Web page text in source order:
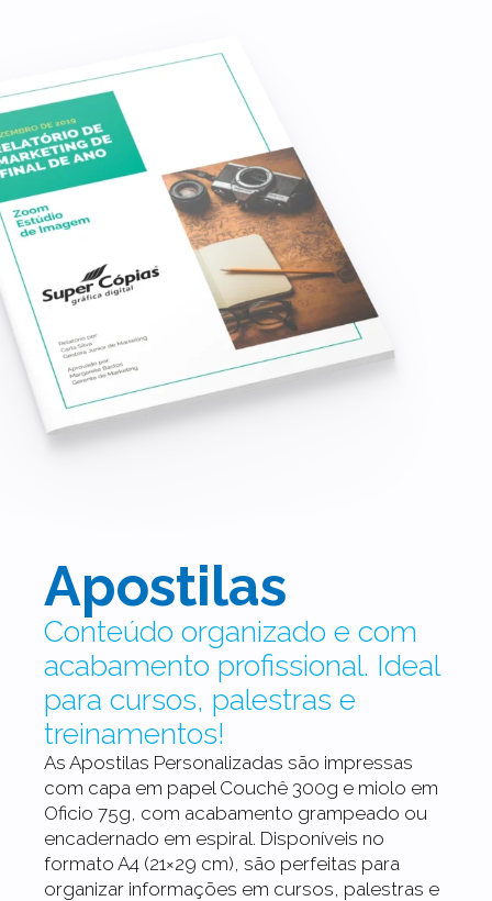
Apostilas
Conteúdo organizado e com
acabamento profissional. Ideal
para cursos, palestras e
treinamentos!
As Apostilas Personalizadas são impressas
com capa em papel Couchê 300g e miolo em
Oficio 75g, com acabamento grampeado ou
encadernado em espiral. Disponíveis no
formato A4 (21×29 cm), são perfeitas para
organizar informações em cursos, palestras e